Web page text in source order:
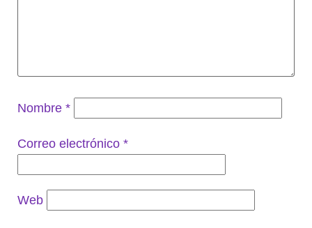
Nombre *
Correo electrónico *
Web